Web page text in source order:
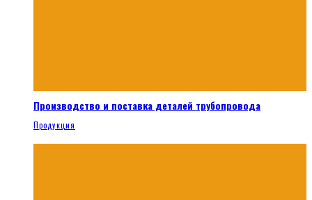
Производство и поставка деталей трубопровода
Продукция